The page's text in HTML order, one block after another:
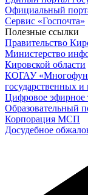
Официальный
Cервис «Госпочта»
Полезные ссылки
Правительство
Министерство
Кировской области
КОГАУ
государственных
Цифровое эфирное
Образовательный
Корпорация МСП
Досудебное